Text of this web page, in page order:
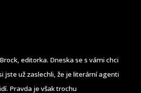
editorka. Dneska se s vámi chci
jste už zaslechli, že je literární agenti
Pravda je však trochu